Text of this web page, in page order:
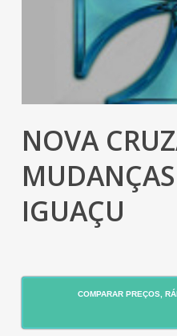
NOVA
IGUAÇU
COMPARAR PREÇOS,